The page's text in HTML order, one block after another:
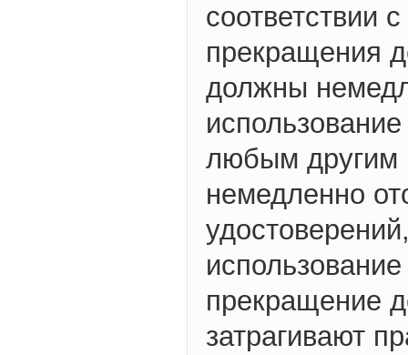
соответствии
прекращения
должны
любым другим
немедленно
прекращение
затрагивают